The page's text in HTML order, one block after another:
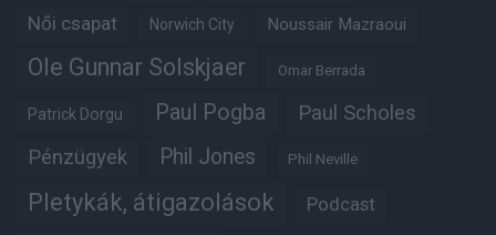
Női csapat Norwich City Noussair Mazraoui
Ole Gunnar Solskjaer Omar Berrada
Patrick Dorgu Paul Pogba Paul Scholes
Pénzügyek Phil Jones Phil Neville
Pletykák, átigazolások Podcast